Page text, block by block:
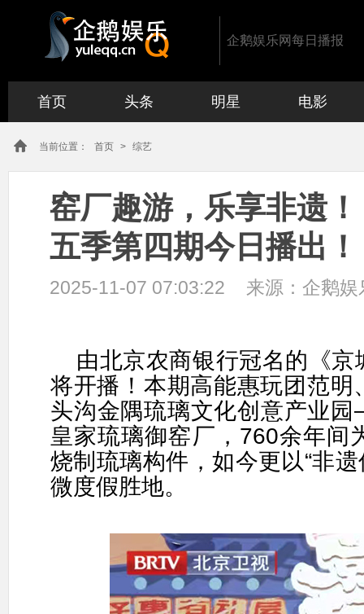
企鹅娱乐网每日播报
首页 头条 明星 电影
当前位置： 首页 > 综艺
窑厂趣游，乐享非遗
五季第四期今日播出！
2025-11-07 07:03:22 来源： 企鹅
由北京农商银行冠名的《京
将开播！本期高能惠玩团范
头沟金隅琉璃文化创意产业园
皇家琉璃御窑厂， 760余年间
烧制琉璃构件，如今更以“非遗
微度假胜地。